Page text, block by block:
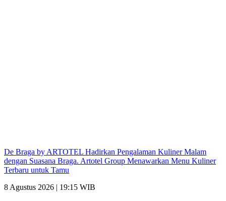
De Braga by ARTOTEL Hadirkan Pengalaman Kuliner Malam
dengan Suasana Braga. Artotel Group Menawarkan Menu Kuliner
Terbaru untuk Tamu
8 Agustus 2026 | 19:15 WIB